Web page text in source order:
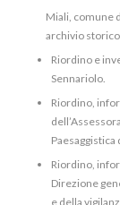
Miali, comune
archivio storico
Riordino e
Sennariolo.
Riordino,
Paesaggistica
Riordino,
Direzione
e della